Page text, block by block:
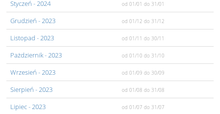
Styczeń - 2024 od 01/01 do 31/01
Grudzień - 2023 od 01/12 do 31/12
Listopad - 2023 od 01/11 do 30/11
Pażdziernik- 2023 od 01/10 do 31/10
Wrzesień - 2023 od 01/09 do 30/09
Sierpień - 2023 od 01/08 do 31/08
Lipiec- 2023 od 01/07 do 31/07